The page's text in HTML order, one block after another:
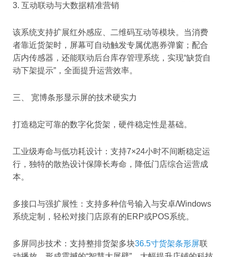
3. 互动联动与大数据精准营销
该系统支持扩展红外感应、二维码互动等模块。当消费
者靠近货架时，屏幕可自动触发专属优惠券弹窗；配合
店内传感器，还能联动后台库存管理系统，实现“缺货自
动下架提示”，全面提升运营效率。
三、 宽博条形显示屏的技术硬实力
打造稳定可靠的数字化货架，硬件稳定性是基础。
工业级寿命与低功耗设计：支持7×24小时不间断稳定运
行，独特的散热设计保障长寿命，降低门店综合运营成
本。
多接口与强扩展性：支持多种信号输入与安卓/Windows
系统定制，轻松对接门店原有的ERP或POS系统。
多屏同步技术：支持整排货架多块36.5寸货架条形屏联